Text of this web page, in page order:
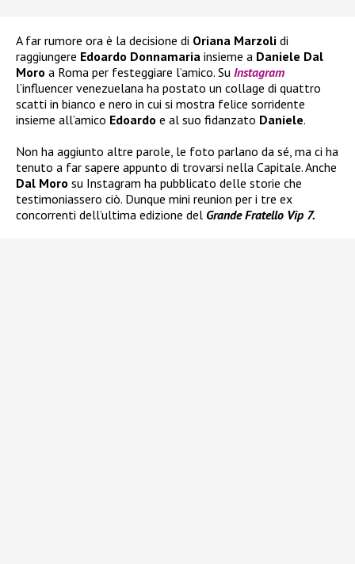
A far rumore ora è la decisione di Oriana Marzoli di
raggiungere Edoardo Donnamaria insieme a Daniele Dal
Moro a Roma per festeggiare l’amico. Su Instagram
l’influencer venezuelana ha postato un collage di quattro
scatti in bianco e nero in cui si mostra felice sorridente
insieme all’amico Edoardo e al suo fidanzato Daniele.
Non ha aggiunto altre parole, le foto parlano da sé, ma ci ha
tenuto a far sapere appunto di trovarsi nella Capitale. Anche
Dal Moro su Instagram ha pubblicato delle storie che
testimoniassero ciò. Dunque mini reunion per i tre ex
concorrenti dell’ultima edizione del Grande Fratello Vip 7.